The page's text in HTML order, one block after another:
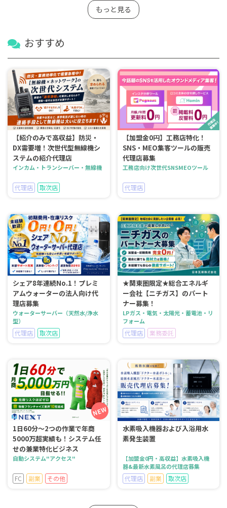
もっと見る
おすすめ
【紹介のみで高収益】防災・
DX需要増！次世代型無線機シ
ステムの紹介代理店
インカム・トランシーバー・無線機
代理店 取次店
【加盟金0円】工務店特化！
SNS・MEO集客ツールの販売
代理店募集
工務店向け次世代SNSMEOツール
代理店
シェア8年連続No.1！プレミ
アムウォーターの法人向け代
理店募集
ウォーターサーバー（天然水/浄水
型）
代理店 取次店
★関東圏限定★総合エネルギ
ー会社【ニチガス】のパート
ナー募集！
LPガス・電気・太陽光・蓄電池・リ
フォーム
代理店 業務委託
1日60分～2つの作業で年商
5000万超実績も！システム任
せの兼業特化ビジネス
自動システム"アクセス"
FC 副業 その他
水素吸入機器および入浴用水
素発生装置
【加盟金0円・高収益】水素吸入機
器&最新水素風呂の代理店募集
代理店 副業 取次店